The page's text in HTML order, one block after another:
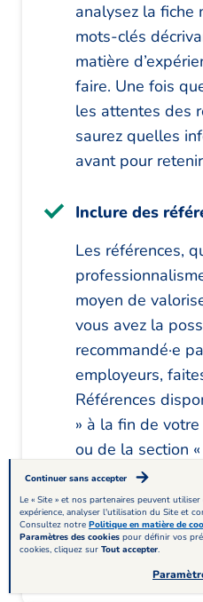
analysez la fiche
mots-clés
matière
faire. Une fois
les attentes des
saurez quelles
avant pour
Inclure des
Les références,
moyen de
vous avez la
recommandé·e
employeurs,
Références
» à la fin de
ou de la section
Préparez ensuite
personnes à
remettrez aux
échéant.
Continuer sans accepter
Le « Site » et nos partenaires peuvent
expérience, analyser l'utilisation du Site et
Consultez notre Politique en matière de
Paramètres des cookies pour définir vos
cookies, cliquez sur Tout accepter.